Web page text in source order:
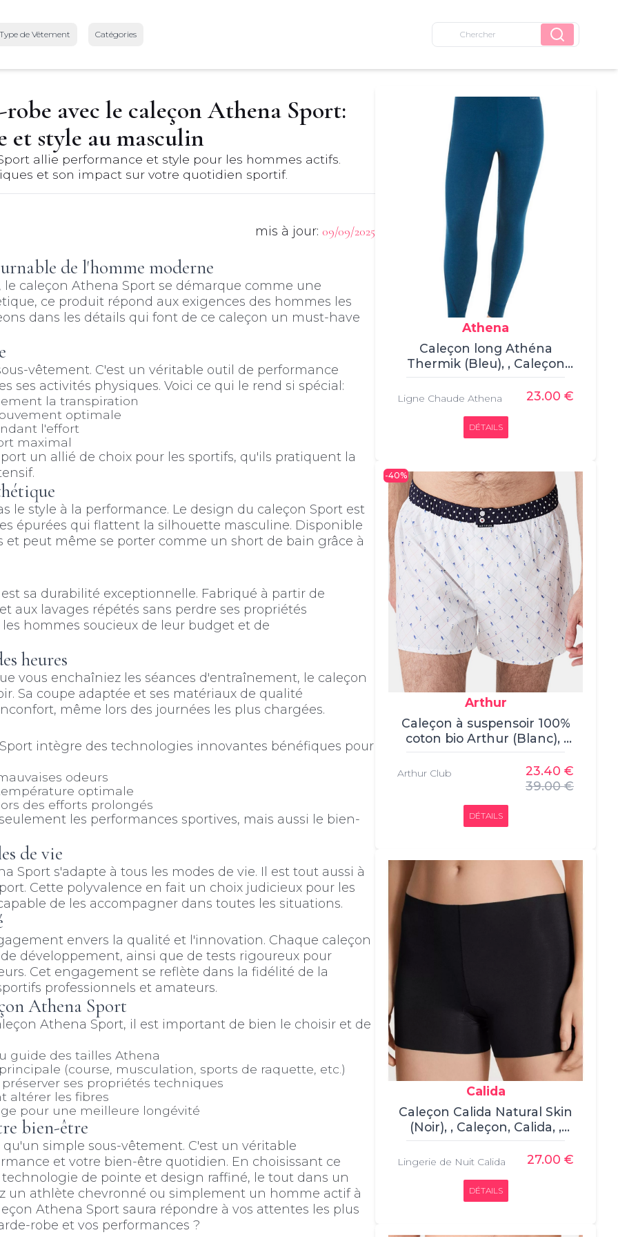
Type de Vêtement Catégories
avec le caleçon Athena Sport:
et style au masculin
allie performance et style pour les hommes actifs.
et son impact sur votre quotidien sportif.
mis à jour: 09/09/2025
de l'homme moderne
caleçon Athena Sport se démarque comme une
ce produit répond aux exigences des hommes les
dans les détails qui font de ce caleçon un must-have
vêtement. C'est un véritable outil de performance
activités physiques. Voici ce qui le rend si spécial:
la transpiration
optimale
l'effort
maximal
un allié de choix pour les sportifs, qu'ils pratiquent la
le style à la performance. Le design du caleçon Sport est
épurées qui flattent la silhouette masculine. Disponible
et peut même se porter comme un short de bain grâce à
sa durabilité exceptionnelle. Fabriqué à partir de
aux lavages répétés sans perdre ses propriétés
hommes soucieux de leur budget et de
heures
vous enchaîniez les séances d'entraînement, le caleçon
Sa coupe adaptée et ses matériaux de qualité
même lors des journées les plus chargées.
intègre des technologies innovantes bénéfiques pour
odeurs
optimale
des efforts prolongés
les performances sportives, mais aussi le bien-
de vie
Sport s'adapte à tous les modes de vie. Il est tout aussi à
Cette polyvalence en fait un choix judicieux pour les
de les accompagner dans toutes les situations.
envers la qualité et l'innovation. Chaque caleçon
développement, ainsi que de tests rigoureux pour
Cet engagement se reflète dans la fidélité de la
professionnels et amateurs.
Athena Sport
Athena Sport, il est important de bien le choisir et de
guide des tailles Athena
(course, musculation, sports de raquette, etc.)
ses propriétés techniques
altérer les fibres
pour une meilleure longévité
bien-être
simple sous-vêtement. C'est un véritable
et votre bien-être quotidien. En choisissant ce
de pointe et design raffiné, le tout dans un
un athlète chevronné ou simplement un homme actif à
Athena Sport saura répondre à vos attentes les plus
robe et vos performances ?
Athena
Caleçon long Athéna
Thermik (Bleu), , Caleçon
long, Athena, , 100%
polyester
Ligne Chaude Athena 23.00 €
DÉTAILS
Arthur
Caleçon à suspensoir 100%
coton bio Arthur (Blanc), ,
Caleçon, Arthur, , 100%
Arthur Club
23.40 €
39.00 €
-40%
DÉTAILS
Calida
Caleçon Calida Natural Skin
(Noir), , Caleçon, Calida, ,
80% TENCEL, Modal 20%
ROICA, Élasthanne
Lingerie de Nuit Calida 27.00 €
DÉTAILS